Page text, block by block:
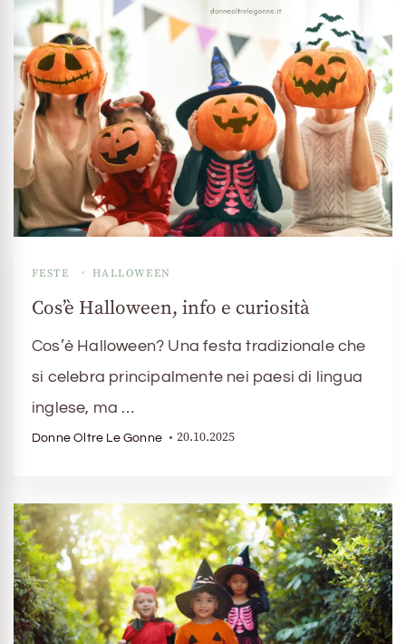
FESTE HALLOWEEN
Cos’è Halloween, info e curiosità
Cos’è Halloween? Una festa tradizionale che
si celebra principalmente nei paesi di lingua
inglese, ma …
Donne Oltre Le Gonne 20.10.2025